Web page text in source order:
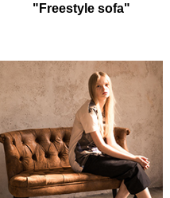
"Freestyle sofa"